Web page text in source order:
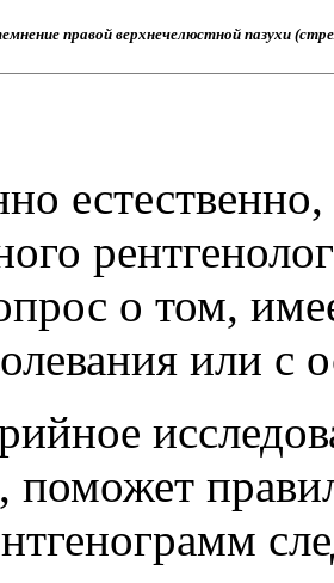
правой верхнечелюстной пазухи
о том,
или с
поможет